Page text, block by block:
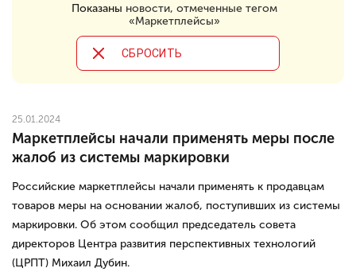
Показаны новости, отмеченные тегом
«Маркетплейсы»
CБРОСИТЬ
25.01.2024
Маркетплейсы начали применять меры после
жалоб из системы маркировки
Российские маркетплейсы начали применять к продавцам
товаров меры на основании жалоб, поступивших из системы
маркировки. Об этом сообщил председатель совета
директоров Центра развития перспективных технологий
(ЦРПТ) Михаил Дубин.